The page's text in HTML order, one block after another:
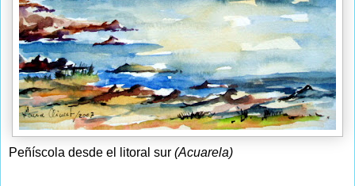
Peñíscola desde el litoral sur (Acuarela)